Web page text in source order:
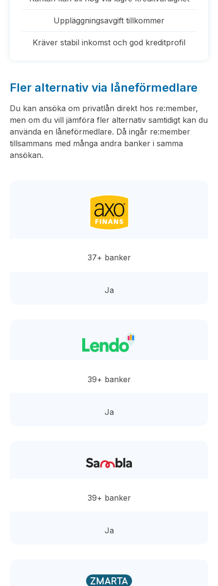
Uppläggningsavgift tillkommer
Kräver stabil inkomst och god kreditprofil
Fler alternativ via låneförmedlare
Du kan ansöka om privatlån direkt hos re:member,
men om du vill jämföra fler alternativ samtidigt kan du
använda en låneförmedlare. Då ingår re:member
tillsammans med många andra banker i samma
ansökan.
37+ banker
Ja
39+ banker
Ja
39+ banker
Ja